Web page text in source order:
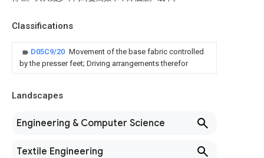
Classifications
D05C9/20 Movement of the base fabric controlled
by the presser feet; Driving arrangements therefor
Landscapes
Engineering & Computer Science
Textile Engineering